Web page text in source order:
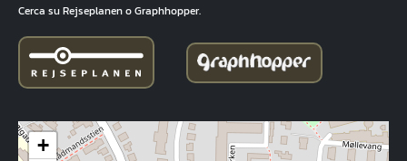
Cerca su Rejseplanen o Graphhopper.
+